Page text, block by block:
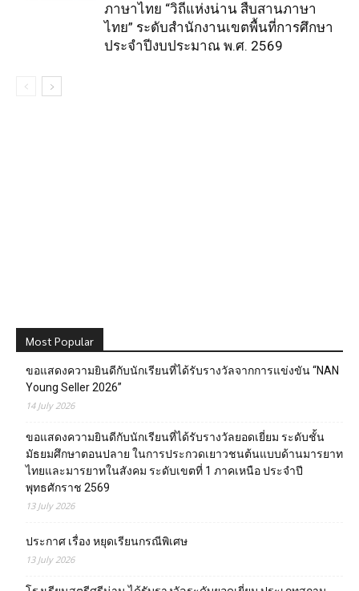
ภาษาไทย “วิถีแห่งน่าน สืบสานภาษา
ไทย” ระดับสำนักงานเขตพื้นที่การศึกษา
ประจำปีงบประมาณ พ.ศ. 2569
Most Popular
ขอแสดงความยินดีกับนักเรียนที่ได้รับรางวัลจากการแข่งขัน “NAN
Young Seller 2026”
14 July 2026
ขอแสดงความยินดีกับนักเรียนที่ได้รับรางวัลยอดเยี่ยม ระดับชั้น
มัธยมศึกษาตอนปลาย ในการประกวดเยาวชนต้นแบบด้านมารยาท
ไทยและมารยาทในสังคม ระดับเขตที่ 1 ภาคเหนือ ประจำปี
พุทธศักราช 2569
13 July 2026
ประกาศ เรื่อง หยุดเรียนกรณีพิเศษ
13 July 2026